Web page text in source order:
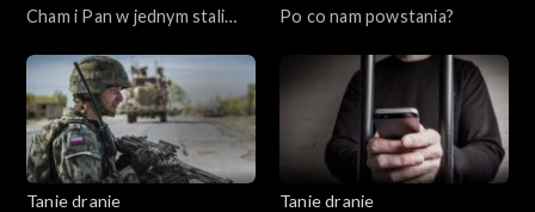
Cham i Pan w jednym stali
Po co nam powstania?
Tanie dranie
Tanie dranie